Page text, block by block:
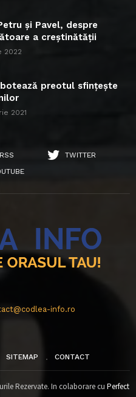
și Pavel, despre
a creștinătății
2022
preotul sfințește
2021
RSS
TWITTER
info.ro
SITEMAP CONTACT
Rezervate. In colaborare cu Perfect